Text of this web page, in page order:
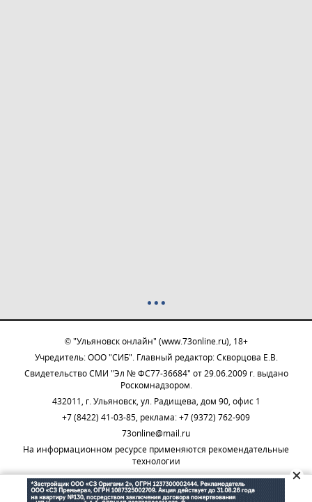
© "Ульяновск онлайн" (www.73online.ru), 18+
Учредитель: ООО "СИБ". Главный редактор: Скворцова Е.В.
Свидетельство СМИ "Эл № ФС77-36684" от 29.06.2009 г. выдано
Роскомнадзором.
432011, г. Ульяновск, ул. Радищева, дом 90, офис 1
+7 (8422) 41-03-85, реклама: +7 (9372) 762-909
73online@mail.ru
На информационном ресурсе применяются рекомендательные
технологии